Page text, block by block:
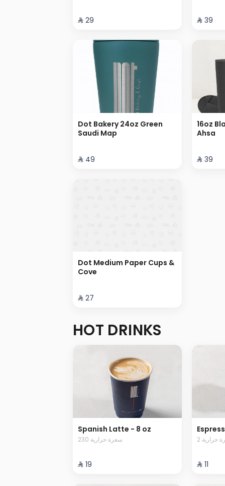
⁨⁦‪‬ 29⁩ ⁨⁦‪‬ 39⁩
Dot Bakery 24oz Green
Saudi Map
⁨⁦‪‬ 49⁩
16oz
Ahsa
⁨⁦‪‬ 39⁩
Dot Medium Paper Cups &
Cove
⁨⁦‪‬ 27⁩
HOT DRINKS
Spanish Latte - 8 oz
230 سعرة حرارية
⁨⁦‪‬ 19⁩
حرارية
⁨⁦‪‬ 11⁩